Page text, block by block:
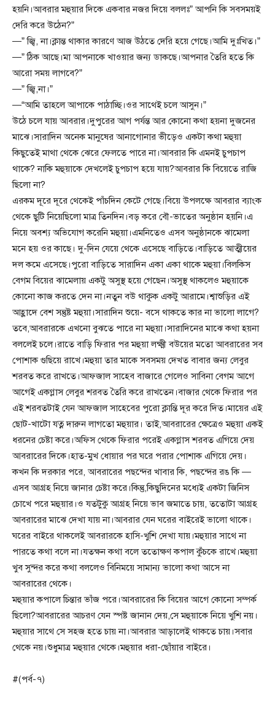
হয়নি।আবরার মহুয়ার দিকে একবার নজর দিয়ে বললঃ” আপনি কি সবসময়ই
দেরি করে উঠেন?”
—” জ্বি, না।ক্লান্ত থাকার কারণে আজ উঠতে দেরি হয়ে গেছে।আমি দুঃখিত।”
—” ঠিক আছে।মা আপনাকে খাওয়ার জন্য ডাকছে।আপনার তৈরি হতে কি
আরো সময় লাগবে?”
—” জ্বি,না।”
—“আমি তাহলে আপাকে পাঠাচ্ছি।ওর সাথেই চলে আসুন।”
উঠে চলে যায় আবরার।দুপুরের আগ পর্যন্ত আর কোনো কথা হয়না দুজনের
মাঝে।সারাদিন অনেক মানুষের আনাগোনার ভীড়েও একটা কথা মহুয়া
কিছুতেই মাথা থেকে ঝেরে ফেলতে পারে না।আবরার কি এমনই চুপচাপ
থাকে? নাকি মহুয়াকে দেখলেই চুপচাপ হয়ে যায়?আবরার কি বিয়েতে রাজি
ছিলো না?
এরকম দূরে দূরে থেকেই পাঁচদিন কেটে গেছে।বিয়ে উপলক্ষে আবরার ব্যাংক
থেকে ছুটি নিয়েছিলো মাত্র তিনদিন।বড় করে বৌ-ভাতের অনুষ্ঠান হয়নি।এ
নিয়ে অবশ্য অভিযোগ করেনি মহুয়া।এমনিতেও এসব অনুষ্ঠানকে ঝামেলা
মনে হয় ওর কাছে। দু-দিন যেয়ে থেকে এসেছে বাড়িতে।বাড়িতে আত্মীয়ের
দল কমে এসেছে।পুরো বাড়িতে সারাদিন একা একা থাকে মহুয়া।বিলকিস
বেগম বিয়ের ঝামেলায় একটু অসুস্থ হয়ে গেছেন।অসুস্থ থাকলেও মহুয়াকে
কোনো কাজ করতে দেন না।নতুন বউ থাকুক একটু আরামে।শ্বাশুড়ির এই
আহ্লাদে বেশ সন্তুষ্ট মহুয়া।সারাদিন শুয়ে- বসে থাকতে কার না ভালো লাগে?
তবে,আবরারকে এখনো বুঝতে পারে না মহুয়া।সারাদিনের মাঝে কথা হয়না
বললেই চলে।রাতে বাড়ি ফিরার পর মহুয়া লক্ষ্মী বউয়ের মতো আবরারের সব
পোশাক গুছিয়ে রাখে।মহুয়া তার মাকে সবসময় দেখত বাবার জন্য লেবুর
শরবত করে রাখতে।আফজাল সাহেব বাজারে গেলেও সাবিনা বেগম আগে
আগেই একগ্লাস লেবুর শরবত তৈরি করে রাখতেন।বাজার থেকে ফিরার পর
এই শরবতটাই যেন আফজাল সাহেবের পুরো ক্লান্তি দূর করে দিত।মায়ের এই
ছোট-খাটো যত্ন দারুন লাগতো মহুয়ার। তাই,আবরারের ক্ষেত্রেও মহুয়া একই
ধরনের চেষ্টা করে।অফিস থেকে ফিরার পরেই একগ্লাস শরবত এগিয়ে দেয়
আবরারের দিকে।হাত-মুখ ধোয়ার পর ঘরে পরার পোশাক এগিয়ে দেয়।
কখন কি দরকার পরে, আবরারের পছন্দের খাবার কি, পছন্দের রঙ কি —
এসব আগ্রহ নিয়ে জানার চেষ্টা করে।কিন্তু,কিছুদিনের মধ্যেই একটা জিনিস
চোখে পরে মহুয়ার।ও যতটুকু আগ্রহ নিয়ে ভাব জমাতে চায়, ততোটা আগ্রহ
আবরারের মাঝে দেখা যায় না।আবরার যেন ঘরের বাইরেই ভালো থাকে।
ঘরের বাইরে থাকলেই আবরারকে হাসি-খুশি দেখা যায়।মহুয়ার সাথে না
পারতে কথা বলে না।যতক্ষন কথা বলে ততোক্ষণ কপাল কুঁচকে রাখে।মহুয়া
খুব সুন্দর করে কথা বললেও বিনিময়ে সামান্য ভালো কথা আসে না
আবরারের থেকে।
মহুয়ার কপালে চিন্তার ভাঁজ পরে।আবরারের কি বিয়ের আগে কোনো সম্পর্ক
ছিলো?আবরারের আচরণ যেন স্পষ্ট জানান দেয়,সে মহুয়াকে নিয়ে খুশি নয়।
মহুয়ার সাথে সে সহজ হতে চায় না।আবরার আড়ালেই থাকতে চায়।সবার
থেকে নয়।শুধুমাত্র মহুয়ার থেকে।মহুয়ার ধরা-ছোঁয়ার বাইরে।
#(পর্ব-৭)